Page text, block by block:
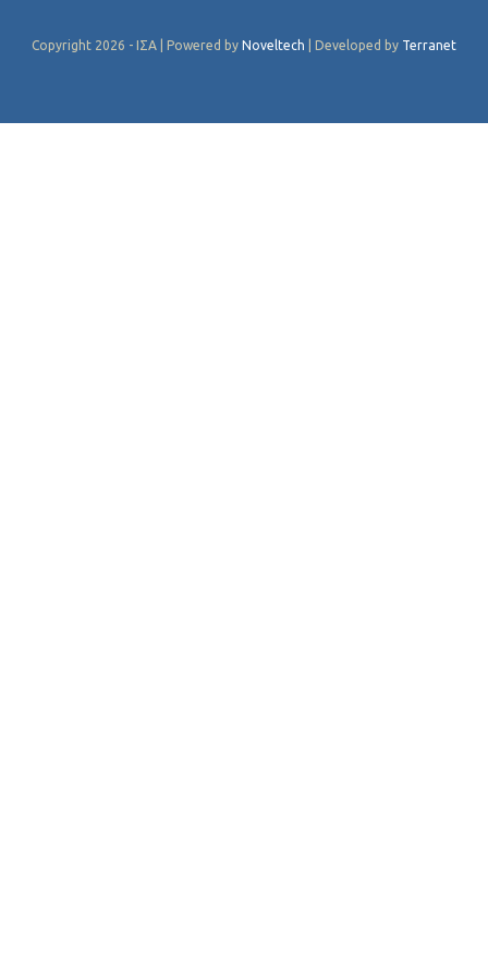
Copyright 2026 - ΙΣΑ | Powered by Noveltech | Developed by Terranet